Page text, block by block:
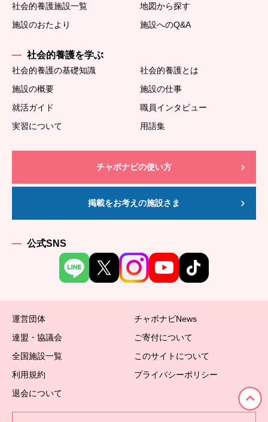
社会的養護施設一覧
地図から探す
施設のおたより
施設へのQ&A
社会的養護を学ぶ
社会的養護の基礎知識
社会的養護とは
施設の概要
施設の仕事
就活ガイド
職員インタビュー
実習について
用語集
チャボナビの使い方
掲載をお考えの施設さま
公式SNS
運営団体
チャボナビNews
連盟・協議会
ご寄付について
全国施設一覧
このサイトについて
利用規約
プライバシーポリシー
退会について